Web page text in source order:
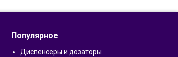
Популярное
Диспенсеры и дозаторы